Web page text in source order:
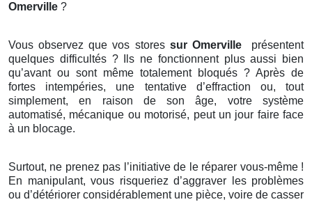
Omerville ?
Vous observez que vos stores sur Omerville
présentent
quelques difficultés ? Ils ne fonctionnent plus aussi bien
qu’avant ou sont même totalement bloqués ? Après de
fortes intempéries, une tentative d’effraction ou, tout
simplement, en raison de son âge, votre système
automatisé, mécanique ou motorisé, peut un jour faire face
à un blocage.
Surtout, ne prenez pas l’initiative de le réparer vous-même !
En manipulant, vous risqueriez d’aggraver les problèmes
ou d’détériorer considérablement une pièce, voire de casser